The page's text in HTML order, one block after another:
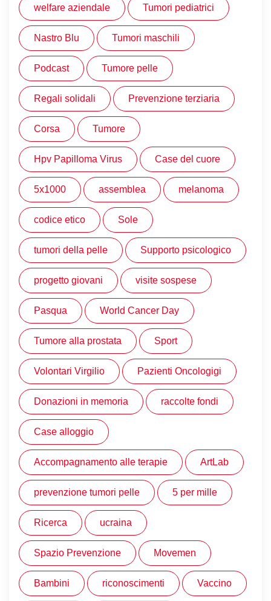
welfare aziendale Tumori pediatrici
Nastro Blu Tumori maschili
Podcast Tumore pelle
Regali solidali Prevenzione terziaria
Corsa Tumore
Hpv Papilloma Virus Case del cuore
5x1000 assemblea melanoma
codice etico Sole
tumori della pelle Supporto psicologico
progetto giovani visite sospese
Pasqua World Cancer Day
Tumore alla prostata Sport
Volontari Virgilio Pazienti Oncologigi
Donazioni in memoria raccolte fondi
Case alloggio
Accompagnamento alle terapie ArtLab
prevenzione tumori pelle 5 per mille
Ricerca ucraina
Spazio Prevenzione Movemen
Bambini riconoscimenti Vaccino